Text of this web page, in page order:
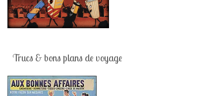
Trucs & bons plans de voyage